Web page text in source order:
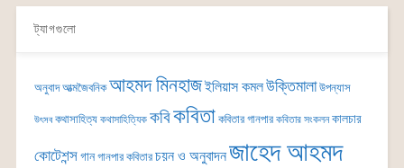
ট্যাগগুলো
অনুবাদ আত্মজৈবনিক আহমদ মিনহাজইলিয়াস কমলউক্তিমালা উপন্যাস
উৎসব কথাসাহিত্য কথাসাহিত্যিক কবিকবিতা কবিতার গানপার কবিতার সংকলন কালচার
কোটেশন্সগান গানপার কবিতার চয়ন ও অনুবাদনজাহেদ আহমদ